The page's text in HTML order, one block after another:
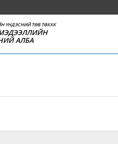
ҮНДЭСНИЙ ТӨВ ТӨХХК
АЛБА